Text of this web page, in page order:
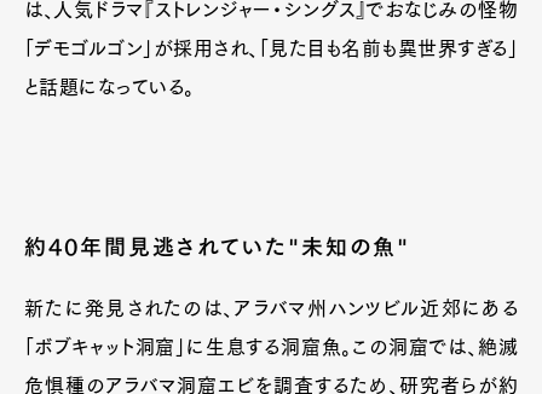
は、人気ドラマ『ストレンジャー・シングス』でおなじみの怪物
「デモゴルゴン」が採用され、「見た目も名前も異世界すぎる」
と話題になっている。
約40年間見逃されていた"未知の魚"
新たに発見されたのは、アラバマ州ハンツビル近郊にある
「ボブキャット洞窟」に生息する洞窟魚。この洞窟では、絶滅
危惧種のアラバマ洞窟エビを調査するため、研究者らが約